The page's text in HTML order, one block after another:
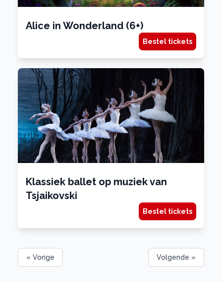
Alice in Wonderland (6+)
Bestel tickets
Klassiek ballet op muziek van
Tsjaikovski
Bestel tickets
« Vorige Volgende »